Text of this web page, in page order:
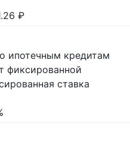
₽
ипотечным кредитам
фиксированной
ставка